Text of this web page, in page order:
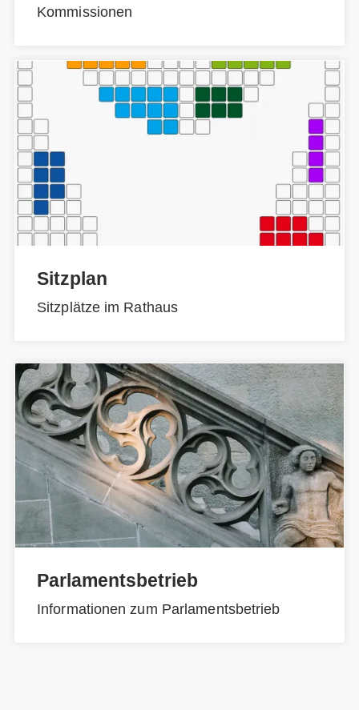
Kommissionen
Sitzplan
Sitzplätze im Rathaus
Parlamentsbetrieb
Informationen zum Parlamentsbetrieb